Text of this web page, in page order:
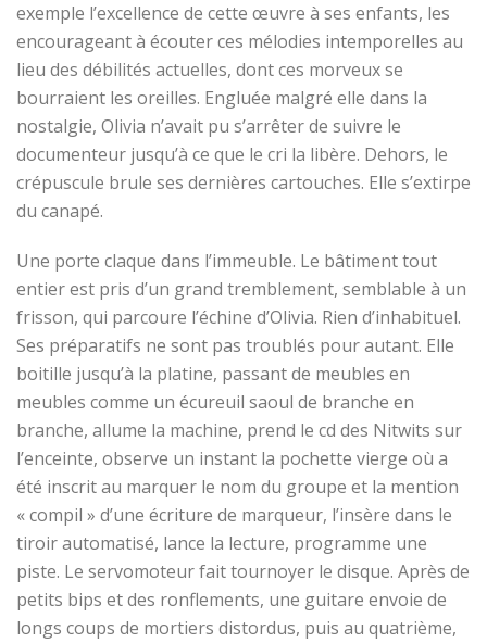
exemple l’excellence de cette œuvre à ses enfants, les
encourageant à écouter ces mélodies intemporelles au
lieu des débilités actuelles, dont ces morveux se
bourraient les oreilles. Engluée malgré elle dans la
nostalgie, Olivia n’avait pu s’arrêter de suivre le
documenteur jusqu’à ce que le cri la libère. Dehors, le
crépuscule brule ses dernières cartouches. Elle s’extirpe
du canapé.
Une porte claque dans l’immeuble. Le bâtiment tout
entier est pris d’un grand tremblement, semblable à un
frisson, qui parcoure l’échine d’Olivia. Rien d’inhabituel.
Ses préparatifs ne sont pas troublés pour autant. Elle
boitille jusqu’à la platine, passant de meubles en
meubles comme un écureuil saoul de branche en
branche, allume la machine, prend le cd des Nitwits sur
l’enceinte, observe un instant la pochette vierge où a
été inscrit au marquer le nom du groupe et la mention
« compil » d’une écriture de marqueur, l’insère dans le
tiroirautomatisé, lance la lecture, programme une
piste. Le servomoteur fait tournoyer le disque. Après de
petits bips et des ronflements, une guitare envoie de
longs coups de mortiers distordus, puis au quatrième,